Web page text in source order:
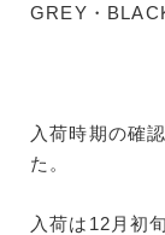
GREY・
入荷時期の確
た。
入荷は12月初